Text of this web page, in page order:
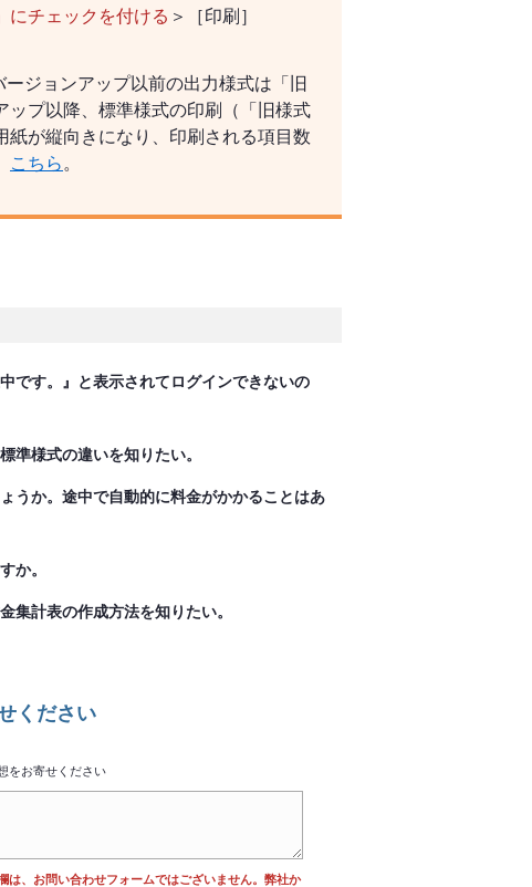
にチェックを付ける ＞［印刷］
ジョンアップ以前の出力様式は「旧
プ以降、標準様式の印刷（「旧様式
が縦向きになり、印刷される項目数
こちら 。
です。』と表示されてログインできないの
準様式の違いを知りたい。
うか。途中で自動的に料金がかかることはあ
か。
集計表の作成方法を知りたい。
ください
をお寄せください
は、お問い合わせフォームではございません。弊社か